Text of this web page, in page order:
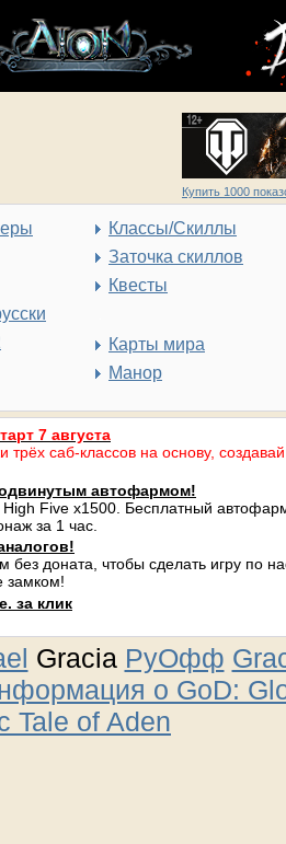
Купить 1000
Классы/Скиллы
Заточка скиллов
Квесты
Карты мира
Манор
7 августа
саб-классов на основу,
автофармом!
Five x1500. Бесплатный
за 1 час.
без доната, чтобы сделать игру по
замком!
за клик
Gracia РуОфф
о GoD:
Tale of Aden